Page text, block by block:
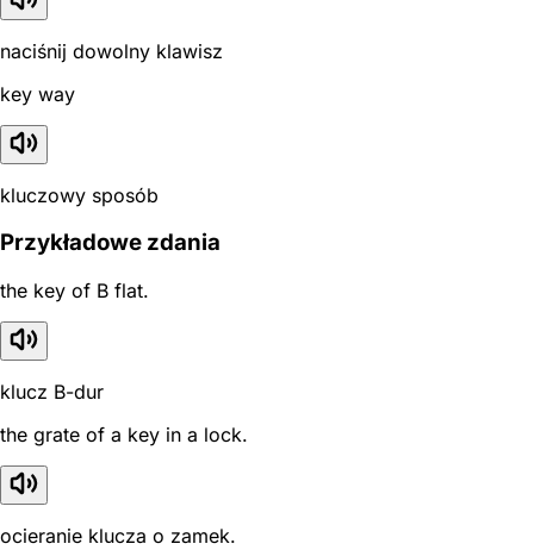
naciśnij dowolny klawisz
key way
kluczowy sposób
Przykładowe zdania
the key of B flat.
klucz B-dur
the grate of a key in a lock.
ocieranie klucza o zamek.